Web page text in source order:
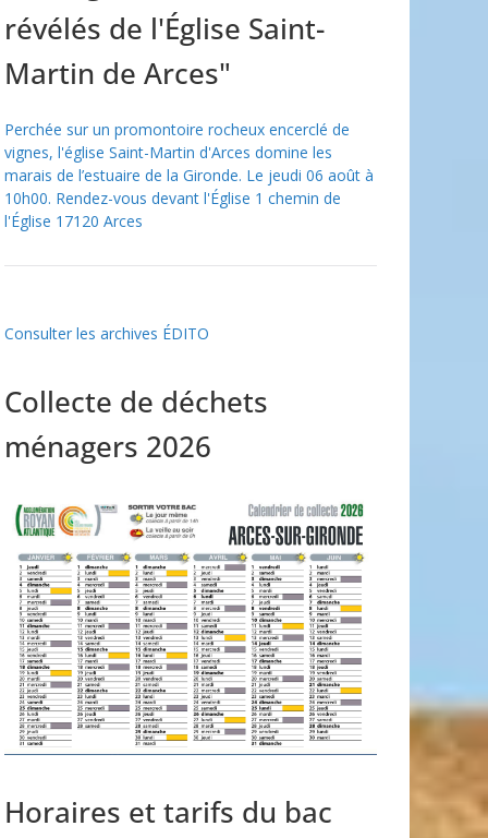
révélés de l'Église Saint-
Martin de Arces"
Perchée sur un promontoire rocheux encerclé de
vignes, l'église Saint-Martin d'Arces domine les
marais de l’estuaire de la Gironde. Le jeudi 06 août à
10h00. Rendez-vous devant l'Église 1 chemin de
l'Église 17120 Arces
Consulter les archives ÉDITO
Collecte de déchets
ménagers 2026
Horaires et tarifs du bac